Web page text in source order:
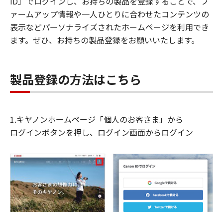
ァームアップ情報や一人ひとりに合わせたコンテンツの
表示などパーソナライズされたホームページを利用でき
ます。ぜひ、お持ちの製品登録をお願いいたします。
製品登録の方法はこちら
1.キヤノンホームページ「個人のお客さま」から
ログインボタンを押し、ログイン画面からログイン